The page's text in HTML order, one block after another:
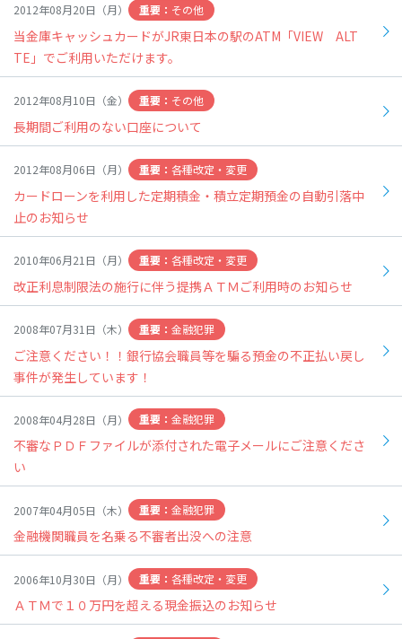
2012年08月20日（月） その他
当金庫キャッシュカードがJR東日本の駅のATM「VIEW ALT
TE」でご利用いただけます。
2012年08月10日（金） その他
長期間ご利用のない口座について
2012年08月06日（月） 各種改定・変更
カードローンを利用した定期積金・積立定期預金の自動引落中
止のお知らせ
2010年06月21日（月） 各種改定・変更
改正利息制限法の施行に伴う提携ＡＴＭご利用時のお知らせ
2008年07月31日（木） 金融犯罪
ご注意ください！！銀行協会職員等を騙る預金の不正払い戻し
事件が発生しています！
2008年04月28日（月） 金融犯罪
不審なＰＤＦファイルが添付された電子メールにご注意くださ
い
2007年04月05日（木） 金融犯罪
金融機関職員を名乗る不審者出没への注意
2006年10月30日（月） 各種改定・変更
ＡＴＭで１０万円を超える現金振込のお知らせ